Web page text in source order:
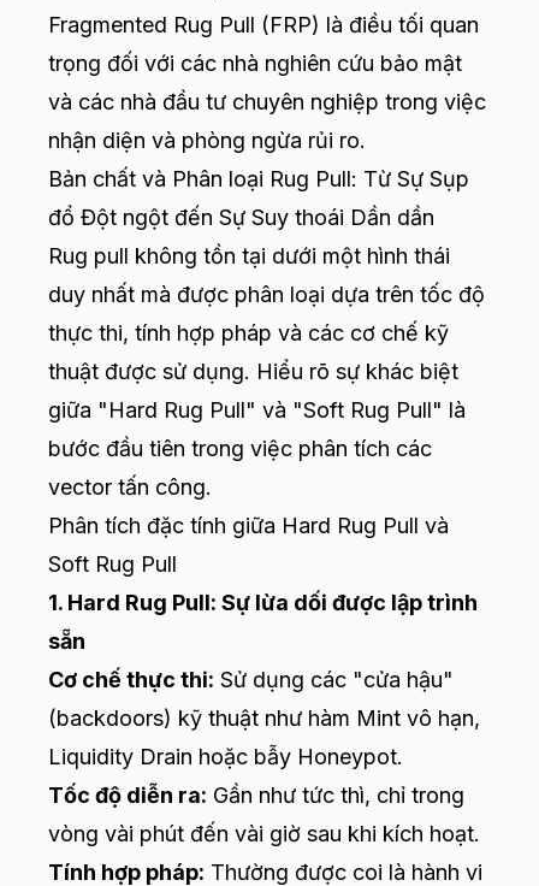
Fragmented Rug Pull (FRP) là điều tối quan
trọng đối với các nhà nghiên cứu bảo mật
và các nhà đầu tư chuyên nghiệp trong việc
nhận diện và phòng ngừa rủi ro.
Bản chất và Phân loại Rug Pull: Từ Sự Sụp
đổ Đột ngột đến Sự Suy thoái Dần dần
Rug pull không tồn tại dưới một hình thái
duy nhất mà được phân loại dựa trên tốc độ
thực thi, tính hợp pháp và các cơ chế kỹ
thuật được sử dụng. Hiểu rõ sự khác biệt
giữa "Hard Rug Pull" và "Soft Rug Pull" là
bước đầu tiên trong việc phân tích các
vector tấn công.
Phân tích đặc tính giữa Hard Rug Pull và
Soft Rug Pull
1. Hard Rug Pull: Sự lừa dối được lập trình
sẵn
Cơ chế thực thi: Sử dụng các "cửa hậu"
(backdoors) kỹ thuật như hàm Mint vô hạn,
Liquidity Drain hoặc bẫy Honeypot.
Tốc độ diễn ra: Gần như tức thì, chỉ trong
vòng vài phút đến vài giờ sau khi kích hoạt.
Tính hợp pháp: Thường được coi là hành vi